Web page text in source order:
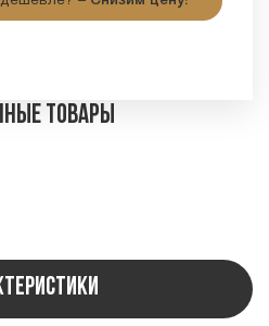
товары